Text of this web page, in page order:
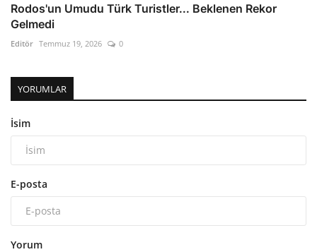
Rodos'un Umudu Türk Turistler... Beklenen Rekor
Gelmedi
Editör Temmuz 19, 2026 0
YORUMLAR
İsim
E-posta
Yorum